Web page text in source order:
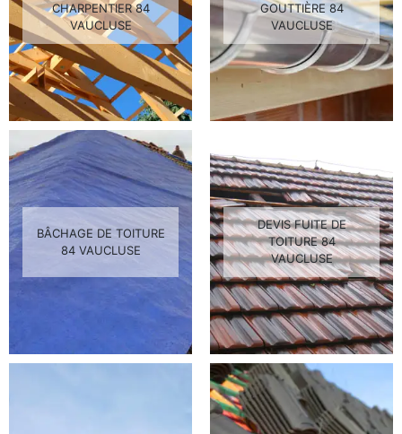
CHARPENTIER 84
VAUCLUSE
GOUTTIÈRE 84
VAUCLUSE
BÂCHAGE DE TOITURE
84 VAUCLUSE
DEVIS FUITE DE
TOITURE 84
VAUCLUSE